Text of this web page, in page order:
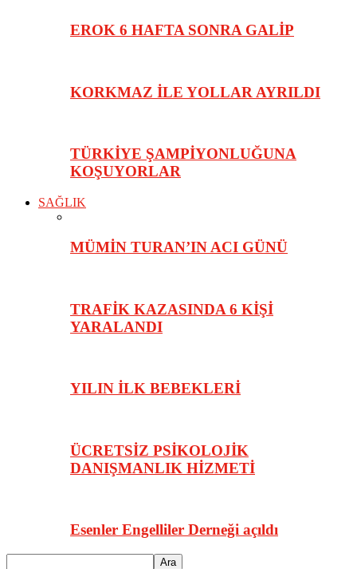
EROK 6 HAFTA SONRA GALİP
KORKMAZ İLE YOLLAR AYRILDI
TÜRKİYE ŞAMPİYONLUĞUNA
KOŞUYORLAR
SAĞLIK
MÜMİN TURAN’IN ACI GÜNÜ
TRAFİK KAZASINDA 6 KİŞİ
YARALANDI
YILIN İLK BEBEKLERİ
ÜCRETSİZ PSİKOLOJİK
DANIŞMANLIK HİZMETİ
Esenler Engelliler Derneği açıldı